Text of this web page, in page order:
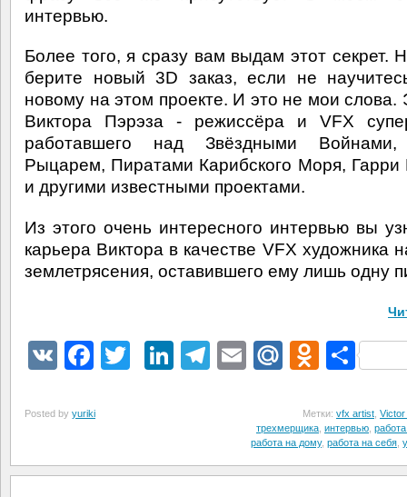
интервью.
Более того, я сразу вам выдам этот секрет.
берите новый 3D заказ, если не
новому на этом проекте. И это не мои слова.
Виктора Пэрэза - режиссёра и VFX
работавшего над Звёздными
Рыцарем, Пиратами Карибского Моря, Гарри
и другими известными проектами.
Из этого очень интересного интервью вы
карьера Виктора в качестве VFX художника
землетрясения, оставившего ему лишь одну
VK Facebook
TwitterLinkedIn
Telegram
EmailMail.Ru
Posted by yuriki Метки: vfx artist
трехмерщика интервью
работа на дому, работа на себя